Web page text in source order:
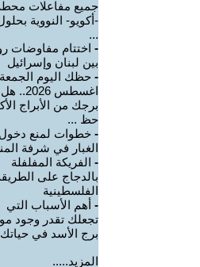
جميع مفاعلات
-أكويو- النووية
...
- اختتام مفاوضات
بين لبنان وإسرائيل
-
اغسطس 2026.. هل
برجك من الأبراج
حظ ...
- خطوات لمنع دخول
الغبار في شرفة
- الفريكة المفلفلة
بالدجاج على
الفلسطينية
- أهم الأسباب التي
تجعلك تقدر وجود
برج الأسد في حياتك
المزيد.....